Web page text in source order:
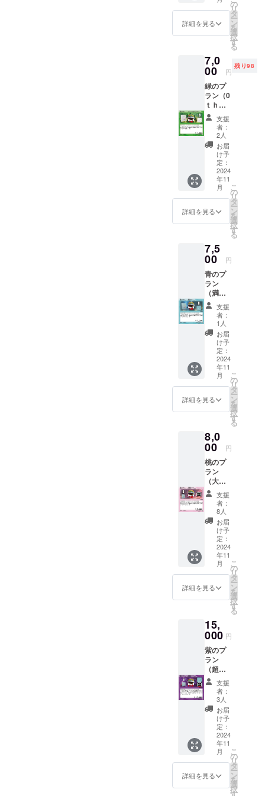
りいた
しま
す。デ
在調整
中であ
追って
活動報
告にて
公表さ
せてい
ただき
ます。
限定
カード
は赤、
橙、
黄、
青、
桃、
の９種
類のう
ちラン
ダムに
１枚で
す。 ※
前回の
クラ
ファン
時とは
異なる
カード
をお贈
りいた
１枚入
りのプ
援いた
だいた
場合は
種類が
被らな
いよう
になる
べく配
慮いた
しま
す。
（ロッ
トの関
係上、
種類が
合がご
ざいま
際に販
売する
ゲーム
本体を
１箱お
贈りい
たしま
す。 皆
様の応
援によ
りコン
ポーネ
ントの
仕様を
グレー
ドアッ
プする
予定を
してお
細】 本
作のク
ラウド
めにス
マート
ならび
にPCで
利用可
能な限
定壁紙
をお贈
りいた
しま
す。デ
ザイン
につい
ては現
在調整
中であ
告にて
公表さ
せてい
ただき
ます。
限定
カード
は赤、
橙、
黄、
緑、
青、
桃、
紫、
白、黒
類のう
ちラン
す。 ※
前回の
クラ
ファン
時とは
異なる
カード
をお贈
りいた
しま
す。 ※
１枚入
りのプ
ランを
だいた
場合は
いよう
になる
べく配
慮いた
しま
す。
（ロッ
トの関
係上、
種類が
被る場
合がご
ざいま
す） 実
際に販
ゲーム
本体を
紙に加
え限定
カード9
中）お
贈りい
たしま
す。 ・
CF限定
壁紙 ・
限定
カード
９枚 ・
ゲーム
本体１
箱（1st
EDITIO
N）
【詳
細】 本
作のク
グのた
めにス
フォン
ならび
にPCで
利用可
能な限
定壁紙
をお贈
りいた
しま
す。デ
ザイン
につい
ては現
在調整
活動報
告にて
公表さ
せてい
ただき
ます。
限定
カード
は赤、
橙、
黄、
緑、
青、
桃、
紫、
の９種
類各１
す。 ※
前回の
クラ
ファン
時とは
異なる
カード
をお贈
りいた
しま
す。 実
際に販
売する
ゲーム
贈りい
たしま
詳細を見る
の
リ
タ
ー
ン
を
選
択
す
る
7,0
00 円
残り98
緑のプ
ラン（0
ｔｈ
EDITIO
Nプラ
ン）７,
０００
まの声
援にお
応えし
てCF限
定壁紙
に加え
て0th
Nをお得
なセッ
トでを
お贈り
いたし
ます。
・CF限
定壁紙
・プレ
イマッ
ト布
（白）
１枚 ・
限定
カード
９枚 ・
ゲーム
本体１
【詳
細】 本
ラウド
ファン
ディン
グのた
めにス
マート
フォン
ならび
にPCで
利用可
能な限
定壁紙
をお贈
りいた
につい
ては現
在調整
中であ
り、
追って
活動報
告にて
公表さ
せてい
ただき
ます。
ウェー
ド生地
心地、
見た目
支援
者：
2人
お届
け予
定：
2024
年11
月
詳細を見る
こ
の
リ
タ
ー
ン
を
選
択
す
る
7,5
00 円
青のプ
ラン
（満足
プラ
ン）７,
５００
円 皆さ
まの声
援にお
応えし
てゲー
ム本体
に加え
て様々
な特別
いたし
ます。
・CF限
定壁紙
・プレ
イマッ
ト布
（青）
１枚 ・
限定
カード
９枚 ・
ゲーム
本体１
箱（1st
EDITIO
N）
ラウド
ファン
グのた
めにス
マート
フォン
ならび
にPCで
利用可
能な限
定壁紙
をお贈
りいた
しま
す。デ
ザイン
支援
者：
1人
お届
け予
定：
2024
年11
月
詳細を見る
こ
の
リ
タ
ー
ン
を
選
択
す
る
8,0
00 円
桃のプ
ラン
（大満
足プラ
ン）８,
０００
円 皆さ
まの声
援にお
応えし
てゲー
ム本体
に加え
て様々
な特別
いたし
ます。
・CF限
定壁紙
・プレ
イマッ
ト布
（青
黒）１
枚 ・限
定カー
ド９枚
・ゲー
ム本体
１箱
（1st
EDITIO
支援
者：
8人
お届
け予
定：
2024
年11
月
詳細を見る
こ
の
リ
タ
ー
ン
を
選
択
す
る
15,
000 円
紫のプ
ラン
（超満
足プラ
ン）１
５,００
０円 多
大なる
ご支援
にお応
えして
ゲーム
本体１
箱ほか
多数の
支援
者：
3人
お届
け予
定：
2024
年11
月
詳細を見る
こ
の
リ
タ
ー
ン
を
選
択